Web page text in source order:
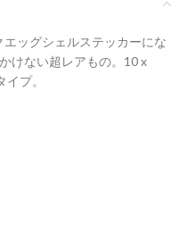
ッグシェルステッカーにな
けない超レアもの。10 x
プ。